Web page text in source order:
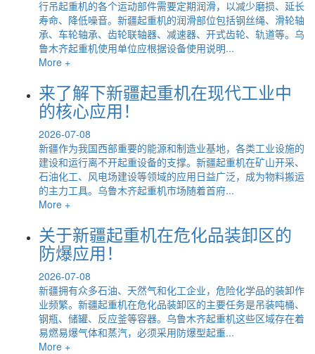
行吊起重机的各个运动部件需要定期润滑，以减少磨损、延长
寿命、降低噪音。新疆起重机的润滑部位包括钢丝绳、滑轮轴
承、车轮轴承、齿轮联轴器、减速器、开式齿轮、轨道等。乌
鲁木齐起重机使用单位应根据设备使用说明...
More +
来了解下新疆起重机在现代工业中
的核心应用！
2026-07-08
新疆作为我国西部重要的能源和制造业基地，各类工业设施的
建设和运行离不开起重设备的支撑。新疆起重机在矿山开采、
石油化工、风电场建设等领域的应用日益广泛，成为物料搬运
的主力工具。乌鲁木齐起重机市场随着首府...
More +
关于新疆起重机在危化品装卸区的
防爆应用！
2026-07-08
新疆拥有众多石油、天然气和化工企业，危险化学品的装卸作
业频繁。新疆起重机在危化品装卸区的主要任务是吊装吨桶、
钢瓶、储罐、反应釜等容器。乌鲁木齐起重机这些区域存在着
易燃易爆气体和蒸汽，必须采用防爆型起重...
More +